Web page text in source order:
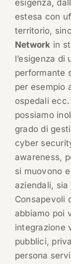
esigenza,
estesa con
territorio,
Network in
l’esigenza di
performante
per esempio
ospedali
possiamo
grado di
cyber
awareness,
si muovono
aziendali,
Consapevoli
abbiamo poi
integrazione
pubblici,
persona